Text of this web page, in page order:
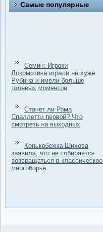
Самые популярные
Семин: Игроки
Локомотива играли не хуже
Рубина и имели больше
голевых моментов
Станет ли Рома
Спаллетти первой? Что
смотреть на выходных
Конькобежка Шихова
заявила, что не собирается
возвращаться в классическое
многоборье